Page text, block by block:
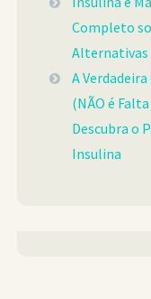
Completo
Alternativas
A Verdadeira
(NÃO é
Descubra o
Insulina